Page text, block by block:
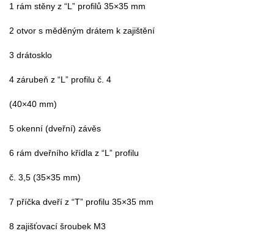
1 rám stěny z “L” profilů 35×35 mm
2 otvor s měděným drátem k zajištění
3 drátosklo
4 zárubeň z “L” profilu č. 4
(40×40 mm)
5 okenní (dveřní) závěs
6 rám dveřního křídla z “L” profilu
č. 3,5 (35×35 mm)
7 příčka dveří z “T” profilu 35×35 mm
8 zajišťovací šroubek M3